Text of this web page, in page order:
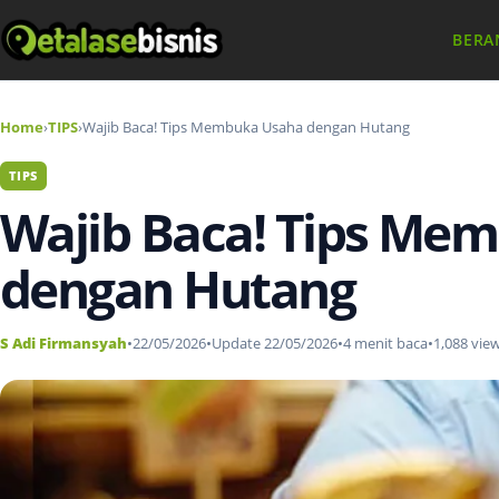
Home›TIPS›Wajib Baca! Tips Membuka Usaha dengan Hutang
TIPS
Wajib Baca! Tips
dengan Hutang
S Adi Firmansyah•22/05/2026•Update 22/05/2026•4 menit baca•1,088